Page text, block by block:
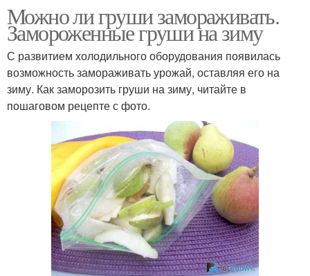
Можно ли груши замораживать.
Замороженные груши на зиму
С развитием холодильного оборудования появилась
возможность замораживать урожай, оставляя его на
зиму. Как заморозить груши на зиму, читайте в
пошаговом рецепте с фото.